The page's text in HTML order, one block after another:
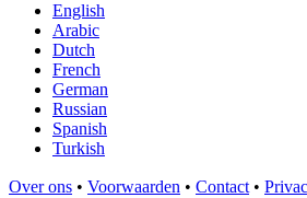
English
Arabic
Dutch
French
German
Russian
Spanish
Turkish
Over ons • Voorwaarden • Contact •